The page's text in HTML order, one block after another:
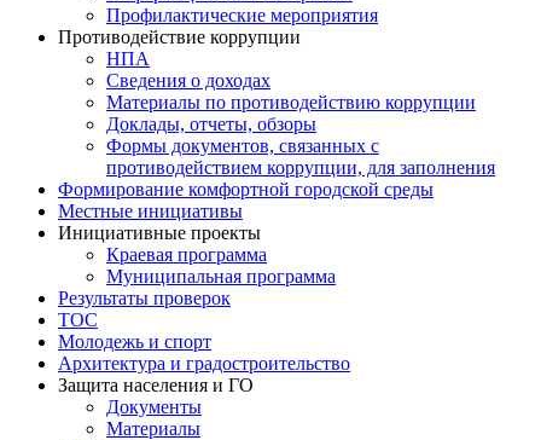
Профилактические мероприятия
Противодействие коррупции
НПА
Сведения о доходах
Материалы по противодействию коррупции
Доклады, отчеты, обзоры
Формы документов, связанных с
противодействием коррупции, для заполнения
Формирование комфортной городской среды
Местные инициативы
Инициативные проекты
Краевая программа
Муниципальная программа
Результаты проверок
ТОС
Молодежь и спорт
Архитектура и градостроительство
Защита населения и ГО
Документы
Материалы